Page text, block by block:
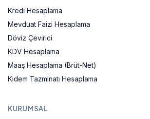
Kredi Hesaplama
Mevduat Faizi Hesaplama
Döviz Çevirici
KDV Hesaplama
Maaş Hesaplama (Brüt-Net)
Kıdem Tazminatı Hesaplama
KURUMSAL